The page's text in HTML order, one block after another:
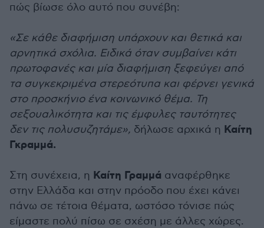
πώς βίωσε όλο αυτό που συνέβη:
«Σε κάθε διαφήμιση υπάρχουν και θετικά και
αρνητικά σχόλια. Ειδικά όταν συμβαίνει κάτι
πρωτοφανές και μία διαφήμιση ξεφεύγει από
τα συγκεκριμένα στερεότυπα και φέρνει γενικά
στο προσκήνιο ένα κοινωνικό θέμα. Τη
σεξουαλικότητα και τις έμφυλες ταυτότητες
δεν τις πολυσυζητάμε», δήλωσε αρχικά η Καίτη
Γκραμμά.
Στη συνέχεια, η Καίτη Γραμμά αναφέρθηκε
στην Ελλάδα και στην πρόοδο που έχει κάνει
πάνω σε τέτοια θέματα, ωστόσο τόνισε πώς
είμαστε πολύ πίσω σε σχέση με άλλες χώρες.